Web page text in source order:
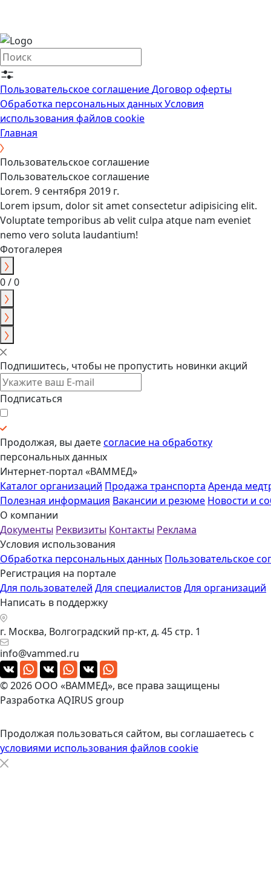
Пользовательское соглашениеДоговор оферты
Обработка персональных данныхУсловия
использования файлов cookie
Главная
Пользовательское соглашение
Пользовательское соглашение
Lorem. 9 сентября 2019 г.
Lorem ipsum, dolor sit amet consectetur adipisicing elit.
Voluptate temporibus ab velit culpa atque nam eveniet
nemo vero soluta laudantium!
Фотогалерея
0 / 0
Подпишитесь, чтобы не пропустить новинки акций
Подписаться
Продолжая, вы даетесогласие на обработку
персональных данных
Интернет-портал «ВАММЕД»
Каталог организаций Продажа транспорта Аренда
Полезная информация Вакансии и резюме Новости и
О компании
Документы Реквизиты Контакты Реклама
Условия использования
Обработка персональных данных Пользовательское
Регистрация на портале
Для пользователей Для специалистовДля организаций
Написать в поддержку
г. Москва, Волгоградский пр-кт, д. 45 стр. 1
info@vammed.ru
© 2026 ООО «ВАММЕД», все права защищены
Разработка AQIRUS group
Продолжая пользоваться сайтом, вы соглашаетесь с
условиями использования файлов cookie